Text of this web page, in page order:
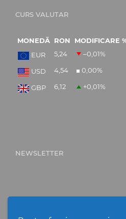
CURS VALUTAR
MONEDĂ RON
MODIFICARE
EUR
5,24 –0,01%
USD 4,54 0,00%
GBP 6,12 +0,01%
NEWSLETTER